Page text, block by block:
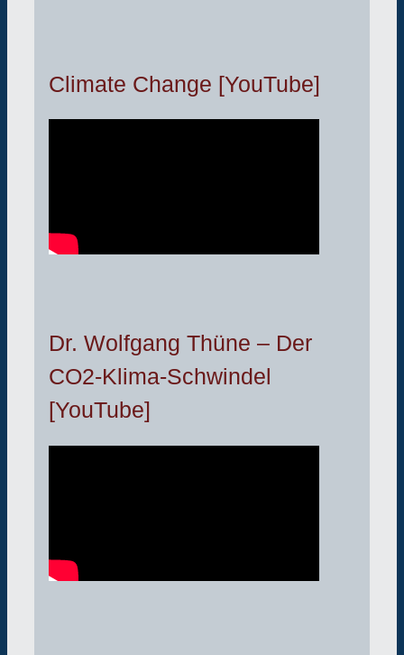
Climate Change [YouTube]
Dr. Wolfgang Thüne – Der
CO2-Klima-Schwindel
[YouTube]